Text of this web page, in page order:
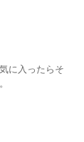
に入ったらそ